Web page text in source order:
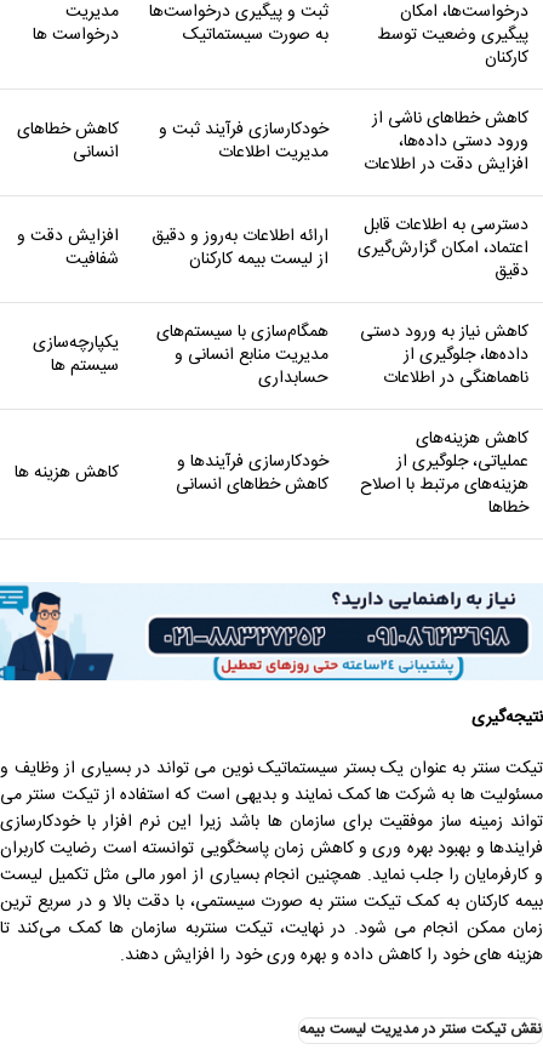
درخواست‌ها، امکان
پیگیری وضعیت توسط
کارکنان
ثبت و پیگیری درخواست‌ها
به صورت سیستماتیک
مدیریت
درخواست ‌ها
کاهش خطاهای ناشی از
ورود دستی داده‌ها،
افزایش دقت در اطلاعات
خودکارسازی فرآیند ثبت و
مدیریت اطلاعات
کاهش خطاهای
انسانی
دسترسی به اطلاعات قابل
اعتماد، امکان گزارش‌گیری
دقیق
ارائه اطلاعات به‌روز و دقیق
از لیست بیمه کارکنان
افزایش دقت و
شفافیت
کاهش نیاز به ورود دستی
داده‌ها، جلوگیری از
ناهماهنگی در اطلاعات
همگام‌سازی با سیستم‌های
مدیریت منابع انسانی و
حسابداری
یکپارچه‌سازی
سیستم ‌ها
کاهش هزینه‌های
عملیاتی، جلوگیری از
هزینه‌های مرتبط با اصلاح
خطاها
خودکارسازی فرآیندها و
کاهش خطاهای انسانی کاهش هزینه ‌ها
نتیجه‌گیری
تیکت سنتر به عنوان یک بستر سیستماتیک نوین می تواند در بسیاری از وظایف و
مسئولیت ها به شرکت ها کمک نمایند و بدیهی است که استفاده از تیکت سنتر می
تواند زمینه ساز موفقیت برای سازمان ها باشد زیرا این نرم افزار با خودکارسازی
فرایندها و بهبود بهره وری و کاهش زمان پاسخگویی توانسته است رضایت کاربران
و کارفرمایان را جلب نماید. همچنین انجام بسیاری از امور مالی مثل تکمیل لیست
بیمه کارکنان به کمک تیکت سنتر به صورت سیستمی، با دقت بالا و در سریع ترین
زمان ممکن انجام می شود. در نهایت، تیکت سنتربه سازمان‌ ها کمک می‌کند تا
هزینه ‌های خود را کاهش داده و بهره ‌وری خود را افزایش دهند.
نقش تیکت سنتر در مدیریت لیست بیمه